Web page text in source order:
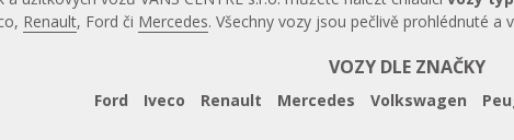
Renault, Ford či Mercedes. Všechny vozy jsou pečlivě prohlédnuté a
VOZY DLE ZNAČKY
Ford Iveco Renault Mercedes Volkswagen